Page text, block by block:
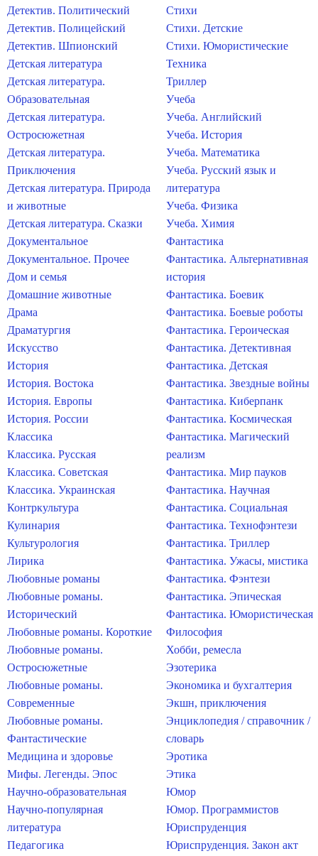
Детектив. Политический
Детектив. Полицейский
Детектив. Шпионский
Детская литература
Детская литература.
Образовательная
Детская литература.
Остросюжетная
Детская литература.
Приключения
Детская литература. Природа
и животные
Детская литература. Сказки
Документальное
Документальное. Прочее
Дом и семья
Домашние животные
Драма
Драматургия
Искусство
История
История. Востока
История. Европы
История. России
Классика
Классика. Русская
Классика. Советская
Классика. Украинская
Контркультура
Кулинария
Культурология
Лирика
Любовные романы
Любовные романы.
Исторический
Любовные романы. Короткие
Любовные романы.
Остросюжетные
Любовные романы.
Современные
Любовные романы.
Фантастические
Медицина и здоровье
Мифы. Легенды. Эпос
Научно-образовательная
Научно-популярная
литература
Педагогика
Стихи
Стихи. Детские
Стихи. Юмористические
Техника
Триллер
Учеба
Учеба. Английский
Учеба. История
Учеба. Математика
Учеба. Русский язык и
литература
Учеба. Физика
Учеба. Химия
Фантастика
Фантастика. Альтернативная
история
Фантастика. Боевик
Фантастика. Боевые роботы
Фантастика. Героическая
Фантастика. Детективная
Фантастика. Детская
Фантастика. Звездные войны
Фантастика. Киберпанк
Фантастика. Космическая
Фантастика. Магический
реализм
Фантастика. Мир пауков
Фантастика. Научная
Фантастика. Социальная
Фантастика. Технофэнтези
Фантастика. Триллер
Фантастика. Ужасы, мистика
Фантастика. Фэнтези
Фантастика. Эпическая
Фантастика. Юмористическая
Философия
Хобби, ремесла
Эзотерика
Экономика и бухгалтерия
Экшн, приключения
Энциклопедия / справочник /
словарь
Эротика
Этика
Юмор
Юмор. Программистов
Юриспруденция
Юриспруденция. Закон акт